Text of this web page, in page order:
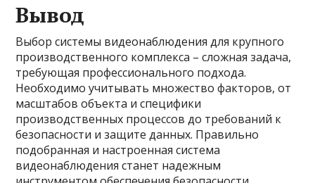
Вывод
Выбор системы видеонаблюдения для крупного
производственного комплекса – сложная задача,
требующая профессионального подхода.
Необходимо учитывать множество факторов, от
масштабов объекта и специфики
производственных процессов до требований к
безопасности и защите данных. Правильно
подобранная и настроенная система
видеонаблюдения станет надежным